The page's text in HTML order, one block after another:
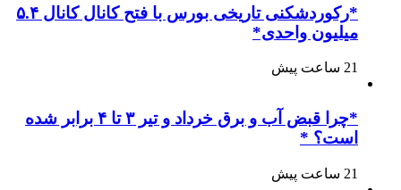
*رکوردشکنی تاریخی بورس با فتح کانال کانال ۵.۴
میلیون واحدی*
21 ساعت پیش
*چرا قبض آب و برق خرداد و تیر ۳ تا ۴ برابر شده
است؟ *
21 ساعت پیش